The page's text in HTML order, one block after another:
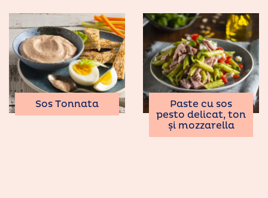
Sos Tonnata
Paste cu sos
pesto delicat, ton
și mozzarella